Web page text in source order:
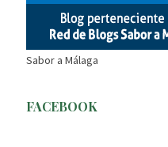
Sabor a Málaga
FACEBOOK